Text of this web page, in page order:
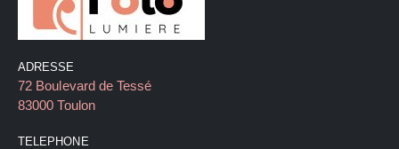
ADRESSE
72 Boulevard de Tessé
83000 Toulon
TELEPHONE